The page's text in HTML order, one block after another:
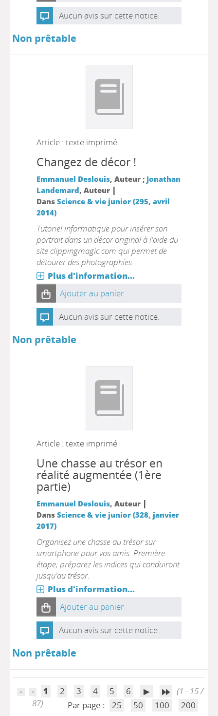
Aucun avis sur cette notice.
Non prêtable
Article : texte imprimé
Changez de décor !
Emmanuel Deslouis, Auteur ; Jonathan
Landemard, Auteur |
Dans Science & vie junior (295, avril
2014)
Tutoriel informatique pour insérer son
portrait dans un décor original à l'aide du
site clippingmagic.com qui permet de
détourer des photographies.
Plus d'information...
Ajouter au panier
Aucun avis sur cette notice.
Non prêtable
Article : texte imprimé
Une chasse au trésor en
réalité augmentée (1ère
partie)
Emmanuel Deslouis, Auteur |
Dans Science & vie junior (328, janvier
2017)
Organisez une chasse au trésor sur
smartphone pour vos amis. Première
étape, préparez les indices qui conduiront
jusqu'au trésor.
Plus d'information...
Ajouter au panier
Aucun avis sur cette notice.
Non prêtable
1 2 3 4 5 6
(1 - 15 /
87)
Par page : 25 50 100 200